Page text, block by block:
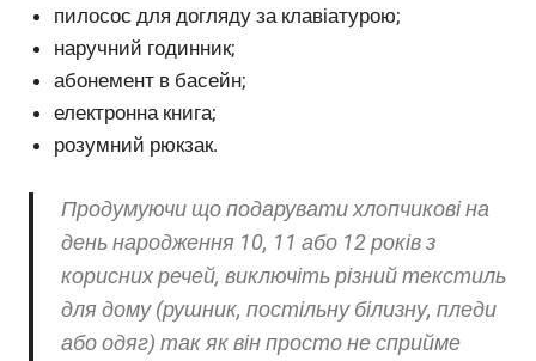
пилосос для догляду за клавіатурою;
наручний годинник;
абонемент в басейн;
електронна книга;
розумний рюкзак.
Продумуючи що подарувати хлопчикові на
день народження 10, 11 або 12 років з
корисних речей, виключіть різний текстиль
для дому (рушник, постільну білизну, пледи
або одяг) так як він просто не сприйме